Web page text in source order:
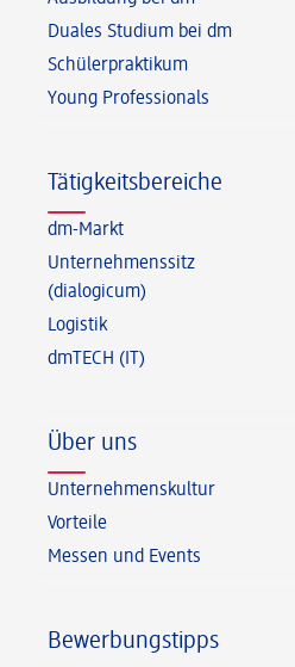
Duales Studium bei dm
Schülerpraktikum
Young Professionals
Tätigkeitsbereiche
dm-Markt
Unternehmenssitz
(dialogicum)
Logistik
dmTECH (IT)
Über uns
Unternehmenskultur
Vorteile
Messen und Events
Bewerbungstipps